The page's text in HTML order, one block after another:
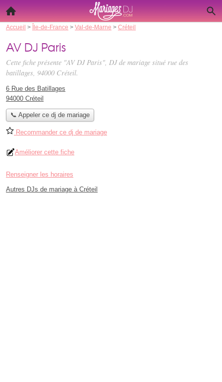
Accueil > Île-de-France > Val-de-Marne > Créteil
AV DJ Paris
Cette fiche présente "AV DJ Paris", DJ de mariage situé rue des
batillages, 94000 Créteil.
6 Rue des Batillages
94000 Créteil
📞 Appeler ce dj de mariage
Recommander ce dj de mariage
Améliorer cette fiche
Renseigner les horaires
Autres DJs de mariage à Créteil